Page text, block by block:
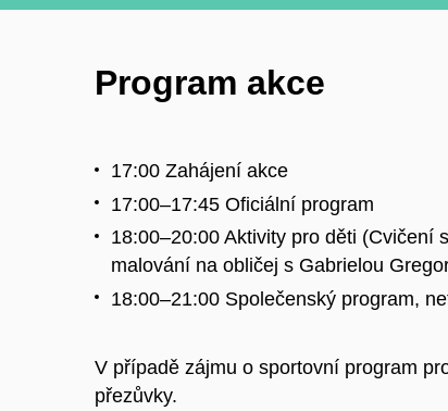
Program akce
17:00 Zahájení akce
17:00–17:45 Oficiální program
18:00–20:00 Aktivity pro děti (Cvičení
malování na obličej s Gabrielou
18:00–21:00 Společenský program,
V případě zájmu o sportovní program
přezůvky.